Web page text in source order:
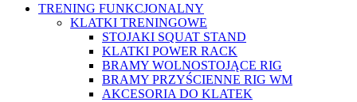
TRENING FUNKCJONALNY
KLATKI TRENINGOWE
STOJAKI SQUAT STAND
KLATKI POWER RACK
BRAMY WOLNOSTOJĄCE RIG
BRAMY PRZYŚCIENNE RIG WM
AKCESORIA DO KLATEK